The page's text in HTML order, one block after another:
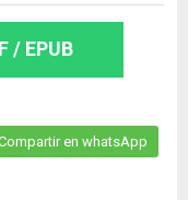
/ EPUB
en whatsApp